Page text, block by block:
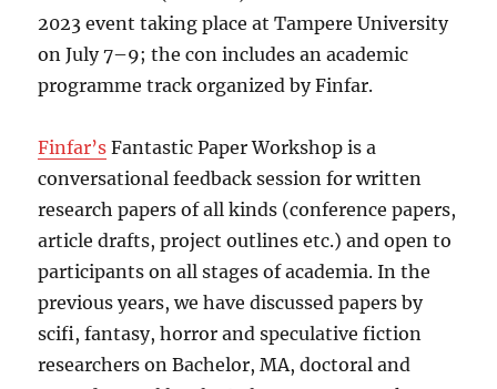
2023 event taking place at Tampere University
on July 7–9; the con includes an academic
programme track organized by Finfar.
Finfar’s Fantastic Paper Workshop is a
conversational feedback session for written
research papers of all kinds (conference papers,
article drafts, project outlines etc.) and open to
participants on all stages of academia. In the
previous years, we have discussed papers by
scifi, fantasy, horror and speculative fiction
researchers on Bachelor, MA, doctoral and